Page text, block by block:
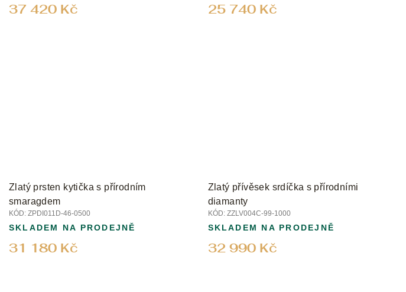
37 420 Kč 25 740 Kč
Zlatý prsten kytička s přírodním
smaragdem
KÓD: ZPDI011D-46-0500
31 180 Kč
SKLADEM NA PRODEJNĚ
Zlatý přívěsek srdíčka s přírodními
diamanty
KÓD: ZZLV004C-99-1000
32 990 Kč
SKLADEM NA PRODEJNĚ